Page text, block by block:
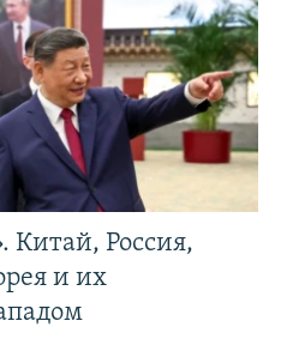
Китай, Россия,
и их